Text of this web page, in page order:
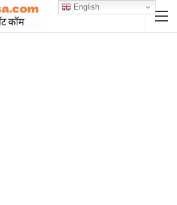
English